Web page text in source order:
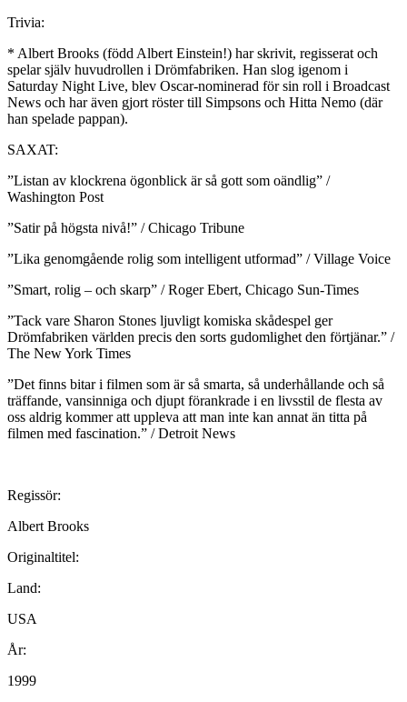
Trivia:
* Albert Brooks (född Albert Einstein!) har skrivit, regisserat och
spelar själv huvudrollen i Drömfabriken. Han slog igenom i
Saturday Night Live, blev Oscar-nominerad för sin roll i Broadcast
News och har även gjort röster till Simpsons och Hitta Nemo (där
han spelade pappan).
SAXAT:
”Listan av klockrena ögonblick är så gott som oändlig” /
Washington Post
”Satir på högsta nivå!” / Chicago Tribune
”Lika genomgående rolig som intelligent utformad” / Village Voice
”Smart, rolig – och skarp” / Roger Ebert, Chicago Sun-Times
”Tack vare Sharon Stones ljuvligt komiska skådespel ger
Drömfabriken världen precis den sorts gudomlighet den förtjänar.” /
The New York Times
”Det finns bitar i filmen som är så smarta, så underhållande och så
träffande, vansinniga och djupt förankrade i en livsstil de flesta av
oss aldrig kommer att uppleva att man inte kan annat än titta på
filmen med fascination.” / Detroit News
Regissör:
Albert Brooks
Originaltitel:
Land:
USA
År:
1999